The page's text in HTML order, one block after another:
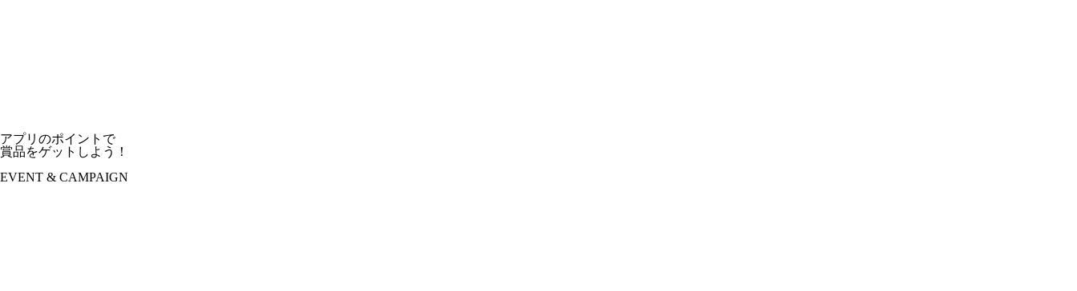
アプリのポイントで
賞品をゲットしよう！
EVENT & CAMPAIGN